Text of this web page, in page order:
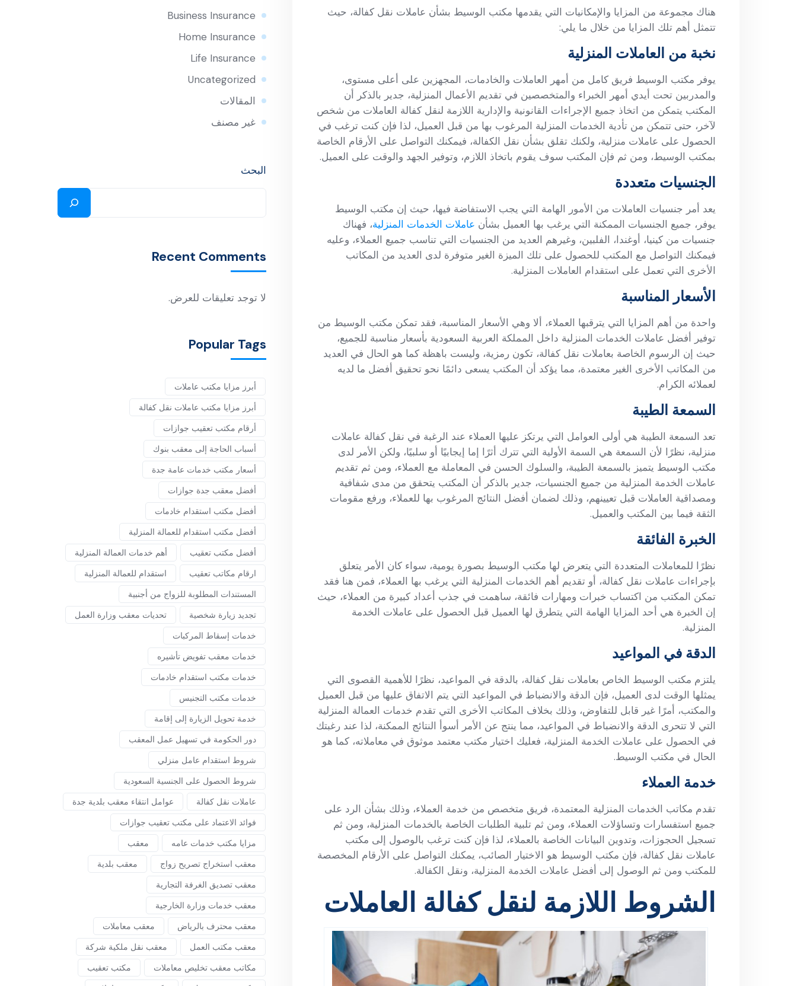
هناك مجموعة من المزايا والإمكانيات التي يقدمها مكتب الوسيط بشأن عاملات نقل كفالة، حيث
تتمثل أهم تلك المزايا من خلال ما يلي:
نخبة من العاملات المنزلية
يوفر مكتب الوسيط فريق كامل من أمهر العاملات والخادمات، المجهزين على أعلى مستوى،
والمدربين تحت أيدي أمهر الخبراء والمتخصصين في تقديم الأعمال المنزلية، جدير بالذكر أن
المكتب يتمكن من اتخاذ جميع الإجراءات القانونية والإدارية اللازمة لنقل كفالة العاملات من شخص
لآخر، حتى تتمكن من تأدية الخدمات المنزلية المرغوب بها من قبل العميل، لذا فإن كنت ترغب في
الحصول على عاملات منزلية، ولكنك تقلق بشأن نقل الكفالة، فيمكنك التواصل على الأرقام الخاصة
بمكتب الوسيط، ومن ثم فإن المكتب سوف يقوم باتخاذ اللازم، وتوفير الجهد والوقت على العميل.
الجنسيات متعددة
يعد أمر جنسيات العاملات من الأمور الهامة التي يجب الاستفاضة فيها، حيث إن مكتب الوسيط
يوفر، جميع الجنسيات الممكنة التي يرغب بها العميل بشأن عاملات الخدمات المنزلية، فهناك
جنسيات من كينيا، أوغندا، الفلبين، وغيرهم العديد من الجنسيات التي تناسب جميع العملاء، وعليه
فيمكنك التواصل مع المكتب للحصول على تلك الميزة الغير متوفرة لدى العديد من المكاتب
الأخرى التي تعمل على استقدام العاملات المنزلية.
الأسعار المناسبة
واحدة من أهم المزايا التي يترقبها العملاء، ألا وهي الأسعار المناسبة، فقد تمكن مكتب الوسيط من
توفير أفضل عاملات الخدمات المنزلية داخل المملكة العربية السعودية بأسعار مناسبة للجميع،
حيث إن الرسوم الخاصة بعاملات نقل كفالة، تكون رمزية، وليست باهظة كما هو الحال في العديد
من المكاتب الأخرى الغير معتمدة، مما يؤكد أن المكتب يسعى دائمًا نحو تحقيق أفضل ما لديه
لعملائه الكرام.
السمعة الطيبة
تعد السمعة الطيبة هي أولى العوامل التي يرتكز عليها العملاء عند الرغبة في نقل كفالة عاملات
منزلية، نظرًا لأن السمعة هي السمة الأولية التي تترك أثرًا إما إيجابيًا أو سلبيًا، ولكن الأمر لدى
مكتب الوسيط يتميز بالسمعة الطيبة، والسلوك الحسن في المعاملة مع العملاء، ومن ثم تقديم
عاملات الخدمة المنزلية من جميع الجنسيات، جدير بالذكر أن المكتب يتحقق من مدى شفافية
ومصداقية العاملات قبل تعيينهم، وذلك لضمان أفضل النتائج المرغوب بها للعملاء، ورفع مقومات
الثقة فيما بين المكتب والعميل.
الخبرة الفائقة
نظرًا للمعاملات المتعددة التي يتعرض لها مكتب الوسيط بصورة يومية، سواء كان الأمر يتعلق
بإجراءات عاملات نقل كفالة، أو تقديم أهم الخدمات المنزلية التي يرغب بها العملاء، فمن هنا فقد
تمكن المكتب من اكتساب خبرات ومهارات فائقة، ساهمت في جذب أعداد كبيرة من العملاء، حيث
إن الخبرة هي أحد المزايا الهامة التي يتطرق لها العميل قبل الحصول على عاملات الخدمة
المنزلية.
الدقة في المواعيد
يلتزم مكتب الوسيط الخاص بعاملات نقل كفالة، بالدقة في المواعيد، نظرًا للأهمية القصوى التي
يمثلها الوقت لدى العميل، فإن الدقة والانضباط في المواعيد التي يتم الاتفاق عليها من قبل العميل
والمكتب، أمرًا غير قابل للتفاوض، وذلك بخلاف المكاتب الأخرى التي تقدم خدمات العمالة المنزلية
التي لا تتحرى الدقة والانضباط في المواعيد، مما ينتج عن الأمر أسوأ النتائج الممكنة، لذا عند رغبتك
في الحصول على عاملات الخدمة المنزلية، فعليك اختيار مكتب معتمد موثوق في معاملاته، كما هو
الحال في مكتب الوسيط.
خدمة العملاء
تقدم مكاتب الخدمات المنزلية المعتمدة، فريق متخصص من خدمة العملاء، وذلك بشأن الرد على
جميع استفسارات وتساؤلات العملاء، ومن ثم تلبية الطلبات الخاصة بالخدمات المنزلية، ومن ثم
تسجيل الحجوزات، وتدوين البيانات الخاصة بالعملاء، لذا فإن كنت ترغب بالوصول إلى مكتب
عاملات نقل كفالة، فإن مكتب الوسيط هو الاختيار الصائب، يمكنك التواصل على الأرقام المخصصة
للمكتب ومن ثم الوصول إلى أفضل عاملات الخدمة المنزلية، ونقل الكفالة.
الشروط اللازمة لنقل كفالة العاملات
Business Insurance
Home Insurance
Life Insurance
Uncategorized
المقالات
غير مصنف
البحث
Recent Comments
لا توجد تعليقات للعرض.
Popular Tags
أبرز مزايا مكتب عاملات
أبرز مزايا مكتب عاملات نقل كفالة
أرقام مكتب تعقيب جوازات
أسباب الحاجة إلى معقب بنوك
أسعار مكتب خدمات عامة جدة
أفضل معقب جدة جوازات
أفضل مكتب استقدام خادمات
أفضل مكتب استقدام للعمالة المنزلية
أفضل مكتب تعقيب
أهم خدمات العمالة المنزلية
ارقام مكاتب تعقيب
استقدام للعمالة المنزلية
المستندات المطلوبة للزواج من أجنبية
تجديد زيارة شخصية
تحديات معقب وزارة العمل
خدمات إسقاط المركبات
خدمات معقب تفويض تأشيره
خدمات مكتب استقدام خادمات
خدمات مكتب التجنيس
خدمة تحويل الزيارة إلى إقامة
دور الحكومة في تسهيل عمل المعقب
شروط استقدام عامل منزلي
شروط الحصول على الجنسية السعودية
عاملات نقل كفالة
عوامل انتقاء معقب بلدية جدة
فوائد الاعتماد على مكتب تعقيب جوازات
مزايا مكتب خدمات عامه
معقب
معقب استخراج تصريح زواج
معقب بلدية
معقب تصديق الغرفة التجارية
معقب خدمات وزارة الخارجية
معقب محترف بالرياض
معقب معاملات
معقب مكتب العمل
معقب نقل ملكية شركة
مكاتب معقب تخليص معاملات
مكتب تعقيب